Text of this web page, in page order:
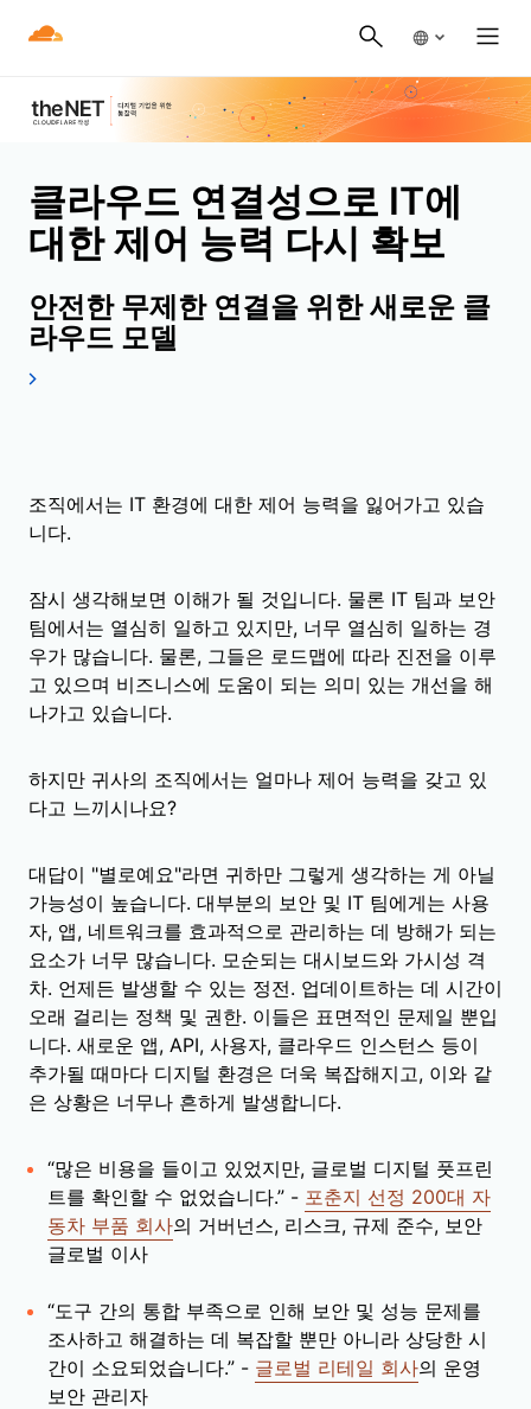
클라우드 연결성으로 IT에
대한 제어 능력 다시 확보
안전한 무제한 연결을 위한 새로운 클
라우드 모델
조직에서는 IT 환경에 대한 제어 능력을 잃어가고 있습
니다.
잠시 생각해보면 이해가 될 것입니다. 물론 IT 팀과 보안
팀에서는 열심히 일하고 있지만, 너무 열심히 일하는 경
우가 많습니다. 물론, 그들은 로드맵에 따라 진전을 이루
고 있으며 비즈니스에 도움이 되는 의미 있는 개선을 해
나가고 있습니다.
하지만 귀사의 조직에서는 얼마나 제어 능력을 갖고 있
다고 느끼시나요?
대답이 "별로예요"라면 귀하만 그렇게 생각하는 게 아닐
가능성이 높습니다. 대부분의 보안 및 IT 팀에게는 사용
자, 앱, 네트워크를 효과적으로 관리하는 데 방해가 되는
요소가 너무 많습니다. 모순되는 대시보드와 가시성 격
차. 언제든 발생할 수 있는 정전. 업데이트하는 데 시간이
오래 걸리는 정책 및 권한. 이들은 표면적인 문제일 뿐입
니다. 새로운 앱, API, 사용자, 클라우드 인스턴스 등이
추가될 때마다 디지털 환경은 더욱 복잡해지고, 이와 같
은 상황은 너무나 흔하게 발생합니다.
“많은 비용을 들이고 있었지만, 글로벌 디지털 풋프린
트를 확인할 수 없었습니다.” - 포춘지 선정 200대 자
동차 부품 회사의 거버넌스, 리스크, 규제 준수, 보안
글로벌 이사
“도구 간의 통합 부족으로 인해 보안 및 성능 문제를
조사하고 해결하는 데 복잡할 뿐만 아니라 상당한 시
간이 소요되었습니다.” - 글로벌 리테일 회사의 운영
보안 관리자